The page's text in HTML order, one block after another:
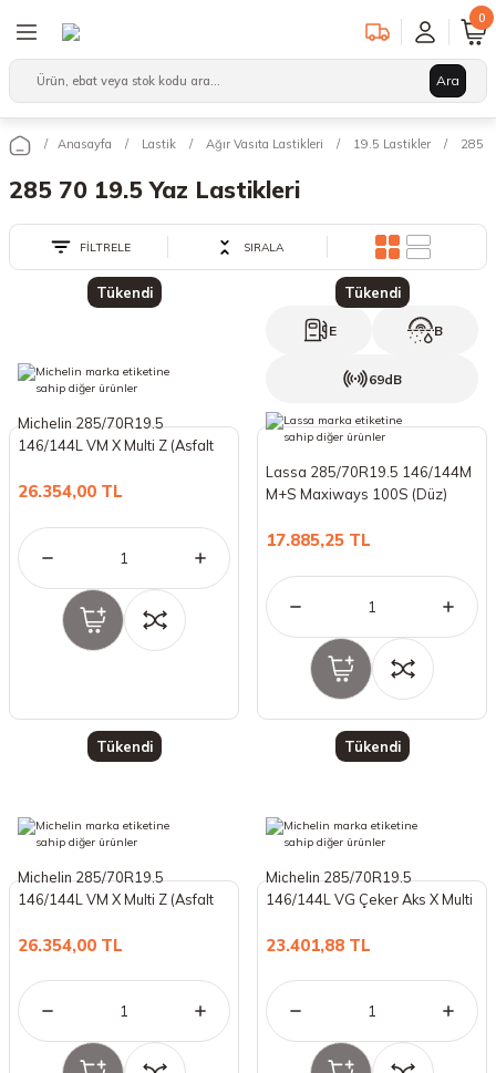
1000 TL + Siparişlerinizde Tüm Türkiye’ye Ücretsiz Kargo!
12 Lastikler
13 Lastikler
14 Lastikler
17 Lastikler
17.5 Lastikler
19 Lastikler
20 Lastikler
21 Lastikler
24 Lastikler
50 Lastikler
12 Lastikler
13 Lastikler
14 Lastikler
17 Lastikler
18 Lastikler
17.5 Lastikler
19.5 Lastikler
22.5 Lastikler
0
Ara
Anasayfa Lastik Ağır Vasıta Lastikleri 19.5 Lastikler 285
285 70 19.5 Yaz Lastikleri
FİLTRELE SIRALA
Tükendi
Michelin 285/70R19.5
146/144L VM X Multi Z (Asfalt
26.354,00 TL
Tükendi
E B
69dB
Lassa 285/70R19.5 146/144M
M+S Maxiways 100S (Düz)
17.885,25 TL
Tükendi
Michelin 285/70R19.5
146/144L VM X Multi Z (Asfalt
26.354,00 TL
Tükendi
Michelin 285/70R19.5
146/144L VG Çeker Aks X Multi
23.401,88 TL